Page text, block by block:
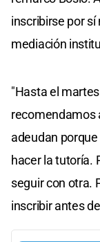
inscribirse por
mediación
"Hasta el
recomendamos
adeudan
hacer la tutoría.
seguir con otra.
inscribir antes